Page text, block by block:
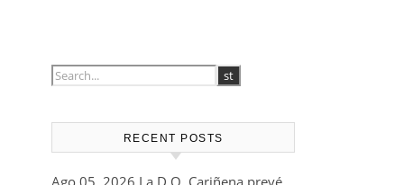
quesos de sabores fuertes, como el
queso Gouda, Emmental, Gorgonzola